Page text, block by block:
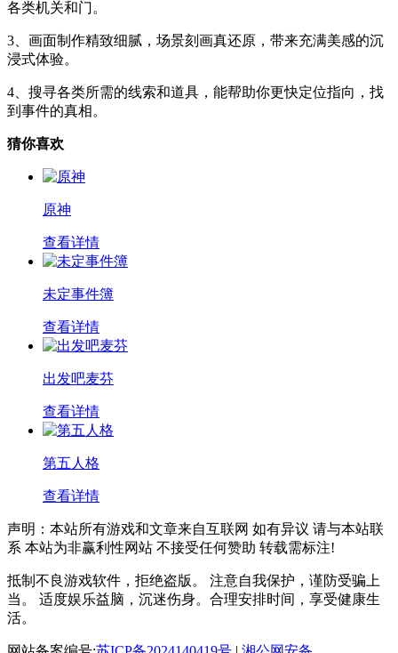
各类机关和门。
3、画面制作精致细腻，场景刻画真还原，带来充满美感的沉
浸式体验。
4、搜寻各类所需的线索和道具，能帮助你更快定位指向，找
到事件的真相。
猜你喜欢
原神
查看详情
未定事件簿
查看详情
出发吧麦芬
查看详情
第五人格
查看详情
声明：本站所有游戏和文章来自互联网 如有异议 请与本站联
系 本站为非赢利性网站 不接受任何赞助 转载需标注!
抵制不良游戏软件，拒绝盗版。 注意自我保护，谨防受骗上
当。 适度娱乐益脑，沉迷伤身。合理安排时间，享受健康生
活。